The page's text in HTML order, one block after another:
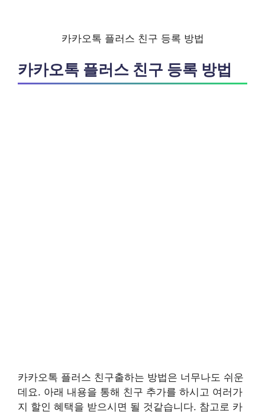
카카오톡 플러스 친구 등록 방법
카카오톡 플러스 친구 등록 방법
카카오톡 플러스 친구출하는 방법은 너무나도 쉬운
데요. 아래 내용을 통해 친구 추가를 하시고 여러가
지 할인 혜택을 받으시면 될 것같습니다. 참고로 카